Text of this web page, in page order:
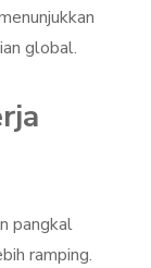
global.
pangkal
ramping.